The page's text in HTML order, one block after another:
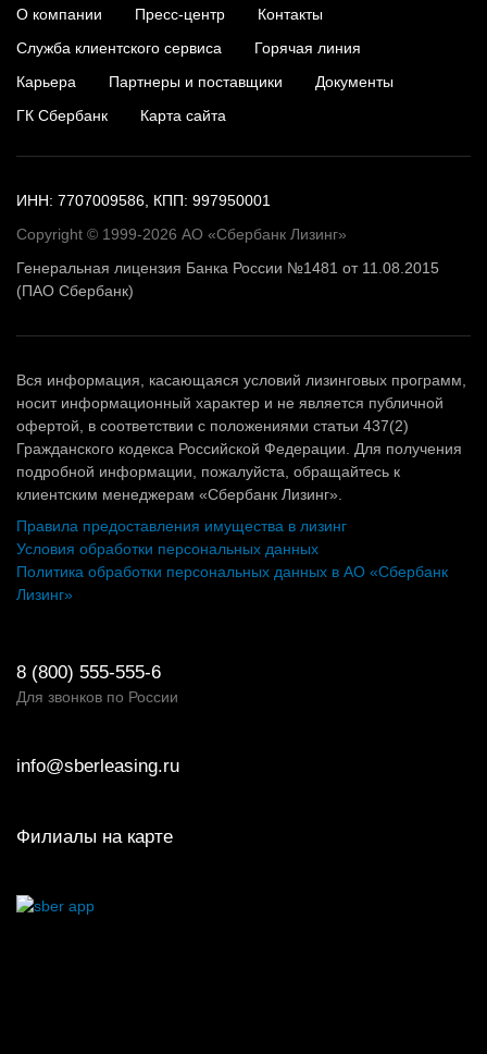
О компании Пресс-центр
Контакты
Служба клиентского сервиса
Горячая линия
Карьера
Партнеры и поставщики
Документы
ГК Сбербанк
Карта сайта
ИНН: 7707009586, КПП: 997950001
Copyright © 1999-2026 АО «Сбербанк Лизинг»
Генеральная лицензия Банка России №1481 от 11.08.2015
(ПАО Сбербанк)
Вся информация, касающаяся условий лизинговых программ,
носит информационный характер и не является публичной
офертой, в соответствии с положениями статьи 437(2)
Гражданского кодекса Российской Федерации. Для получения
подробной информации, пожалуйста, обращайтесь к
клиентским менеджерам «Сбербанк Лизинг».
Правила предоставления имущества в лизинг
Условия обработки персональных данных
Политика обработки персональных данных в АО «Сбербанк
Лизинг»
8 (800) 555-555-6
Для звонков по России
info@sberleasing.ru
Филиалы на карте